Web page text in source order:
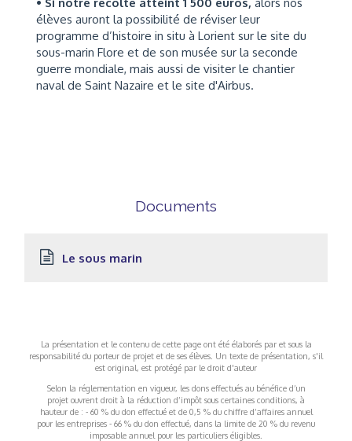
• Si notre récolte atteint 1 500 euros, alors nos
élèves auront la possibilité de réviser leur
programme d’histoire in situ à Lorient sur le site du
sous-marin Flore et de son musée sur la seconde
guerre mondiale, mais aussi de visiter le chantier
naval de Saint Nazaire et le site d'Airbus.
Documents
Le sous marin
La présentation et le contenu de cette page ont été élaborés par et sous la
responsabilité du porteur de projet et de ses élèves. Un texte de présentation, s'il
est original, est protégé par le droit d'auteur
Selon la réglementation en vigueur, les dons effectués au bénéfice d’un
projet ouvrent droit à la réduction d’impôt sous certaines conditions, à
hauteur de : - 60 % du don effectué et de 0,5 % du chiffre d’affaires annuel
pour les entreprises - 66 % du don effectué, dans la limite de 20 % du revenu
imposable annuel pour les particuliers éligibles.